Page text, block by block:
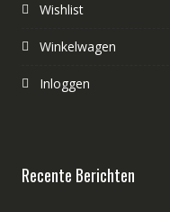
Wishlist
Winkelwagen
Inloggen
Recente Berichten